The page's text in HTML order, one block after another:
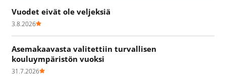
Vuodet eivät ole veljeksiä
3.8.2026
Asemakaavasta valitettiin turvallisen
kouluympäristön vuoksi
31.7.2026